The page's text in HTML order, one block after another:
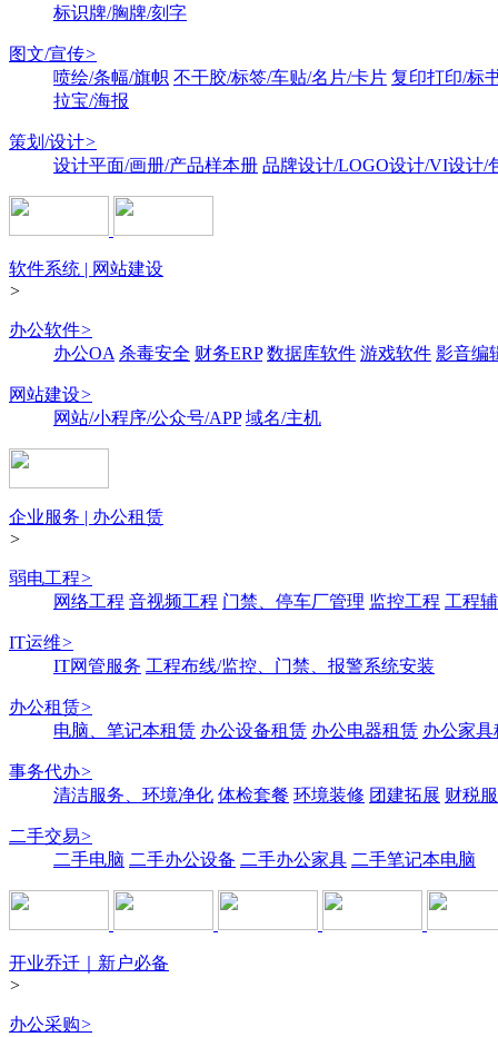
标识牌/胸牌/刻字
图文/宣传>
喷绘/条幅/旗帜 不干胶/标签/车贴/名片/卡片 复印打印/标
拉宝/海报
策划/设计>
设计平面/画册/产品样本册 品牌设计/LOGO设计/VI设计/
软件系统 | 网站建设
>
办公软件>
办公OA 杀毒安全 财务ERP 数据库软件 游戏软件 影音编
网站建设>
网站/小程序/公众号/APP 域名/主机
企业服务 | 办公租赁
>
弱电工程>
网络工程 音视频工程 门禁、停车厂管理 监控工程 工程
IT运维>
IT网管服务 工程布线/监控、门禁、报警系统安装
办公租赁>
电脑、笔记本租赁 办公设备租赁 办公电器租赁 办公家具
事务代办>
清洁服务、环境净化 体检套餐 环境装修 团建拓展 财税
二手交易>
二手电脑 二手办公设备 二手办公家具 二手笔记本电脑
开业乔迁｜新户必备
>
办公采购>